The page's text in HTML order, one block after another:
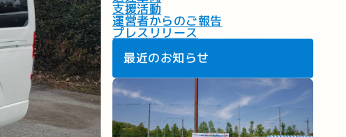
支援活動
運営者からのご報告
プレスリリース
最近のお知らせ